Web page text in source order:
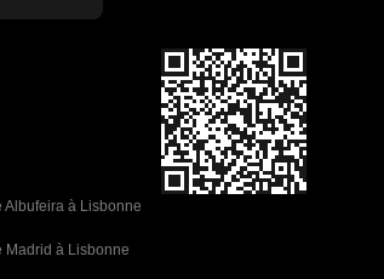
Albufeira à Lisbonne
Madrid à Lisbonne